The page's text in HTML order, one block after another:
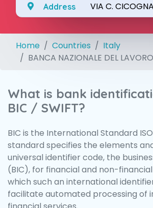
Address VIA C.
Home Countries
Italy
BANCA NAZIONALE DEL
What is bank
BIC / SWIFT?
BIC is the International Standard ISO
standard specifies the elements
universal identifier code, the
(BIC), for financial and non-
which such an international
facilitate automated processing of